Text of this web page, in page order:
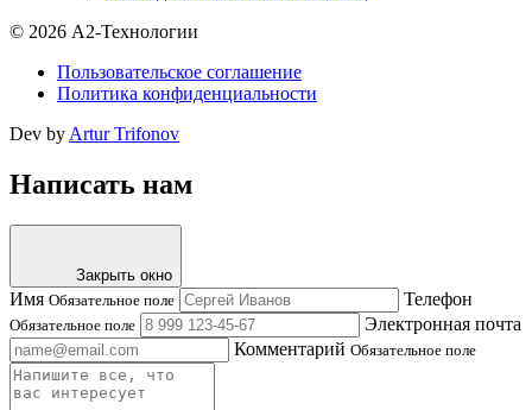
© 2026 А2-Технологии
Пользовательское соглашение
Политика конфиденциальности
Dev byArtur Trifonov
Написать нам
Закрыть окно
Имя Обязательное поле Телефон
Обязательное поле
Электронная почта
Комментарий Обязательное поле